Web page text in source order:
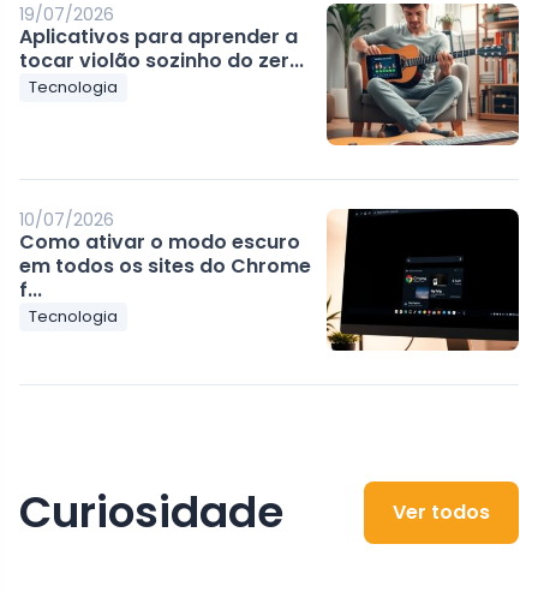
19/07/2026
Aplicativos para aprender a
tocar violão sozinho do zer...
Tecnologia
10/07/2026
Como ativar o modo escuro
em todos os sites do Chrome
f...
Tecnologia
Curiosidade Ver todos